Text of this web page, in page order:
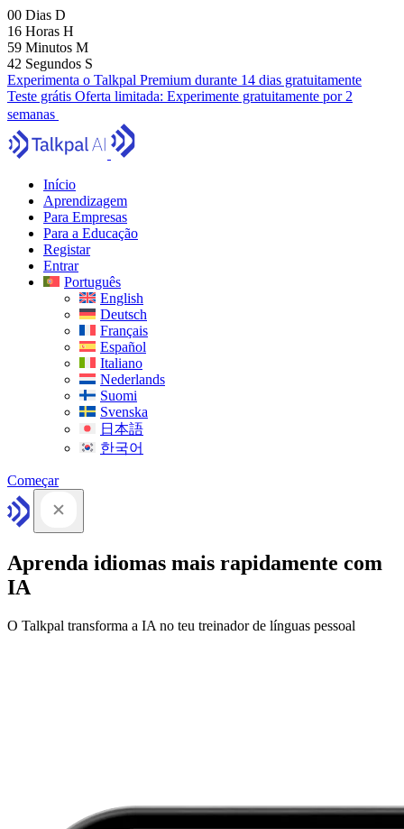
00 Dias D
16 Horas H
59 Minutos M
40 Segundos S
Experimenta o Talkpal Premium durante 14 dias gratuitamente
Teste grátis Oferta limitada: Experimente gratuitamente por 2
semanas
Início
Aprendizagem
Para Empresas
Para a Educação
Registar
Entrar
Português
English
Deutsch
Français
Español
Italiano
Nederlands
Suomi
Svenska
日本語
한국어
Começar
Aprenda idiomas mais rapidamente com
IA
O Talkpal transforma a IA no teu treinador de línguas pessoal